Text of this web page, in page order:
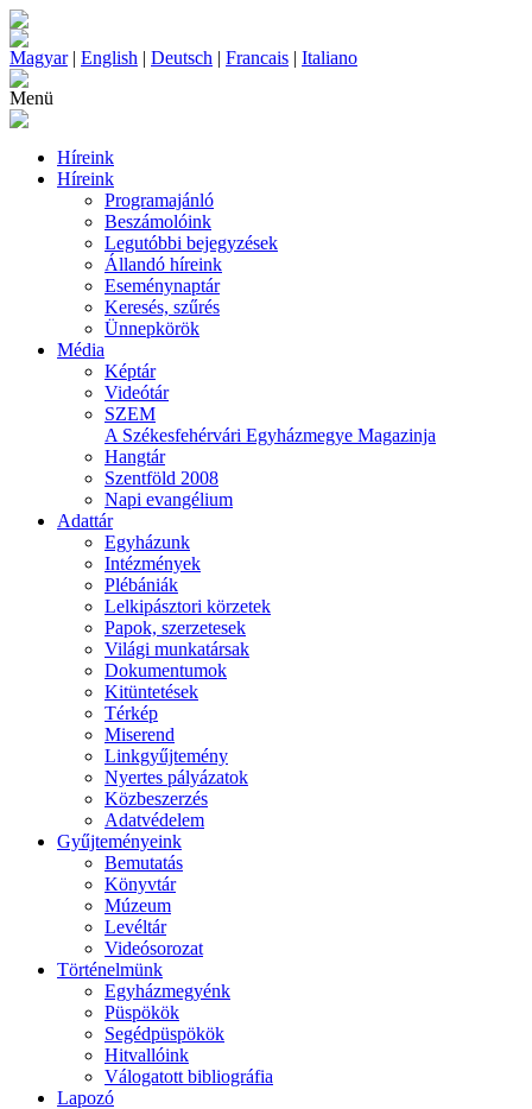
Magyar| English | Deutsch | Francais | Italiano
Menü
Híreink
Híreink
Programajánló
Beszámolóink
Legutóbbi bejegyzések
Állandó híreink
Eseménynaptár
Keresés, szűrés
Ünnepkörök
Média
Képtár
Videótár
SZEM
A Székesfehérvári Egyházmegye Magazinja
Hangtár
Szentföld 2008
Napi evangélium
Adattár
Egyházunk
Intézmények
Plébániák
Lelkipásztori körzetek
Papok, szerzetesek
Világi munkatársak
Dokumentumok
Kitüntetések
Térkép
Miserend
Linkgyűjtemény
Nyertes pályázatok
Közbeszerzés
Adatvédelem
Gyűjteményeink
Bemutatás
Könyvtár
Múzeum
Levéltár
Videósorozat
Történelmünk
Egyházmegyénk
Püspökök
Segédpüspökök
Hitvallóink
Válogatott bibliográfia
Lapozó